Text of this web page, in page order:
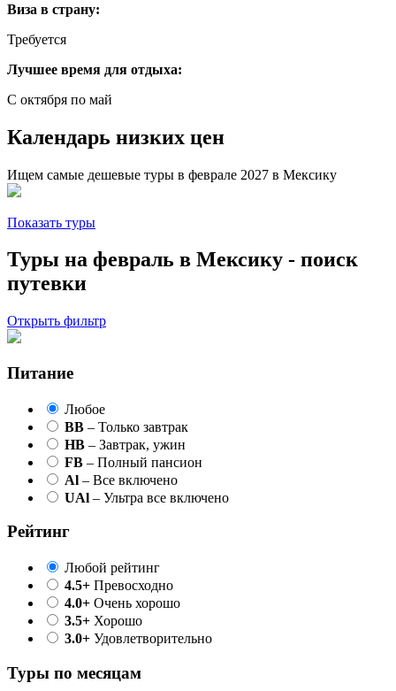
Виза в страну:
Требуется
Лучшее время для отдыха:
С октября по май
Календарь низких цен
Ищем самые дешевые туры в феврале 2027 в Мексику
Показать туры
Туры на февраль в Мексику - поиск
путевки
Открыть фильтр
Питание
Любое
BB – Только завтрак
HB – Завтрак, ужин
FB – Полный пансион
Al – Все включено
UAl – Ультра все включено
Рейтинг
Любой рейтинг
4.5+ Превосходно
4.0+ Очень хорошо
3.5+ Хорошо
3.0+ Удовлетворительно
Туры по месяцам